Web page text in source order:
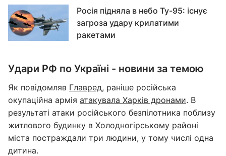
Росія підняла в небо Ту-95: існує
загроза удару крилатими
ракетами
Удари РФ по Україні - новини за темою
Як повідомляв Главред, раніше російська
окупаційна армія атакувала Харків дронами. В
результаті атаки російського безпілотника поблизу
житлового будинку в Холодногірському районі
міста постраждали три людини, у тому числі одна
дитина.